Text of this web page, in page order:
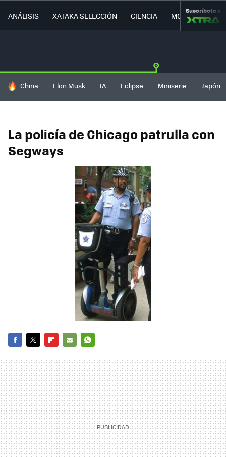
ANÁLISIS XATAKA SELECCIÓN CIENCIA MOVILIDAD
Suscríbete a
HOY SE HABLA DE
China Elon Musk IA Eclipse Miniserie Japón
La policía de Chicago patrulla con
Segways
MAIL